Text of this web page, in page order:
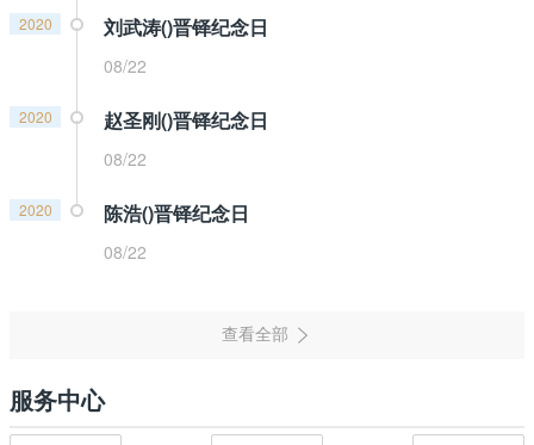
2020 刘武涛()晋铎纪念日
08/22
2020 赵圣刚()晋铎纪念日
08/22
2020 陈浩()晋铎纪念日
08/22
服务中心